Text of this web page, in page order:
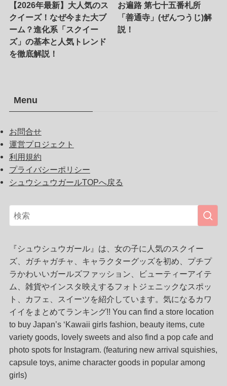
【2026年最新】大人気のス
クイーズ！なぜ今また大ブ
ーム？進化系「スクイー
ズ」の基本と人気トレンド
を徹底解説！
お遍路 第七十五番札所
「善通寺」(ぜんつうじ)解
説！
Menu
お問合せ
運営プロジェクト
利用規約
プライバシーポリシー
シュウシュウガールTOPへ戻る
『シュウシュウガール』は、女の子に人気のスクイー
ズ、ガチャガチャ、キャラクターグッズを初め、プチプ
ラかわいいガールズファッション、ビューティーアイテ
ム、雑貨やインスタ映えするフォトジェニックなスポッ
ト、カフェ、スイーツを紹介しています。気になるカワ
イイをまとめてランキング!! You can find a store location
to buy Japan’s ‘Kawaii girls fashion, beauty items, cute
variety goods, lovely sweets and also find a pop cafe and
photo spots for Instagram. (featuring new arrival squishies,
capsule toys, anime character goods in popular among
girls)